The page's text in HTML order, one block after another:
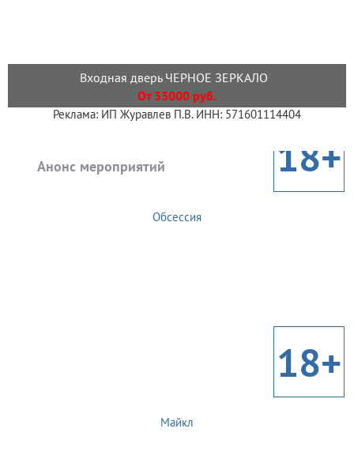
Входная дверь ЧЕРНОЕ ЗЕРКАЛО
От 33000 руб.
Реклама: ИП Журавлев П.В. ИНН: 571601114404
Анонс мероприятий 18+
Обсессия
18+
Майкл